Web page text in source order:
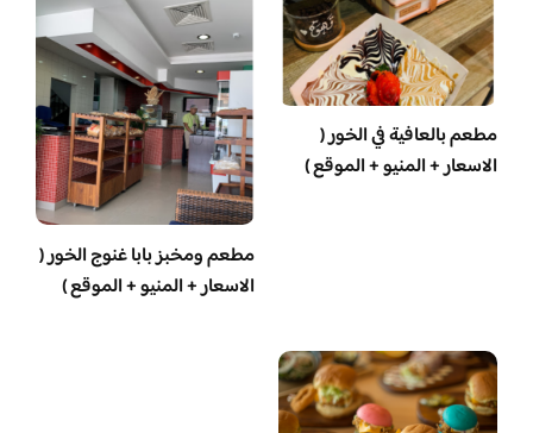
مطعم بالعافية في الخور (
الاسعار + المنيو + الموقع )
مطعم ومخبز بابا غنوج الخور (
الاسعار + المنيو + الموقع )